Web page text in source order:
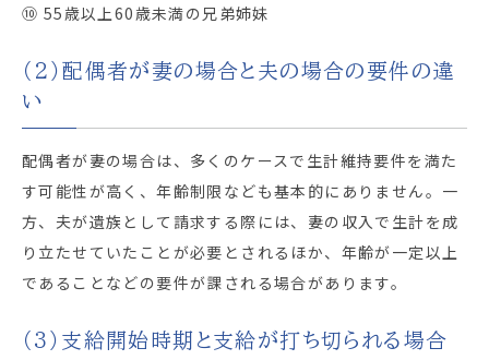
⑩ 55歳以上60歳未満の兄弟姉妹
（2）配偶者が妻の場合と夫の場合の要件の違
い
配偶者が妻の場合は、多くのケースで生計維持要件を満た
す可能性が高く、年齢制限なども基本的にありません。一
方、夫が遺族として請求する際には、妻の収入で生計を成
り立たせていたことが必要とされるほか、年齢が一定以上
であることなどの要件が課される場合があります。
（3）支給開始時期と支給が打ち切られる場合